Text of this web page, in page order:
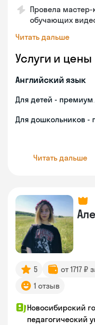
Провела
обучающих
Читать дальше
Услуги и цены
Английский язык
Для детей - премиум
Для дошкольников -
Читать дальше
5 от 1717 ₽
1 отзыв
Новосибирский
педагогический